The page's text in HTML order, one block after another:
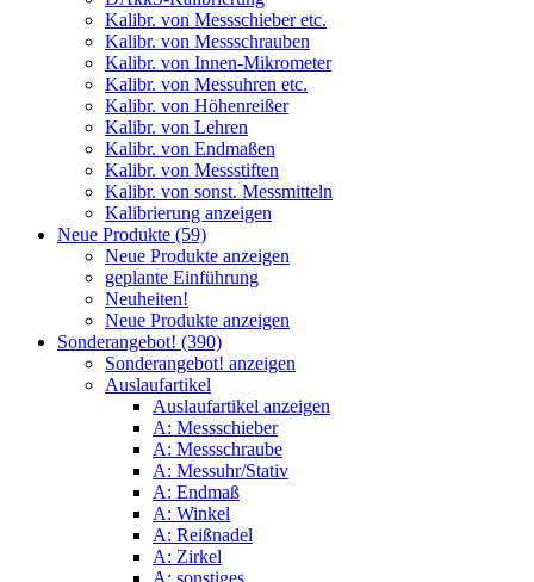
Kalibr. von Messschieber etc.
Kalibr. von Messschrauben
Kalibr. von Innen-Mikrometer
Kalibr. von Messuhren etc.
Kalibr. von Höhenreißer
Kalibr. von Lehren
Kalibr. von Endmaßen
Kalibr. von Messstiften
Kalibr. von sonst. Messmitteln
Kalibrierung anzeigen
Neue Produkte (59)
Neue Produkte anzeigen
geplante Einführung
Neuheiten!
Neue Produkte anzeigen
Sonderangebot! (390)
Sonderangebot! anzeigen
Auslaufartikel
Auslaufartikel anzeigen
A: Messschieber
A: Messschraube
A: Messuhr/Stativ
A: Endmaß
A: Winkel
A: Reißnadel
A: Zirkel
A: sonstiges